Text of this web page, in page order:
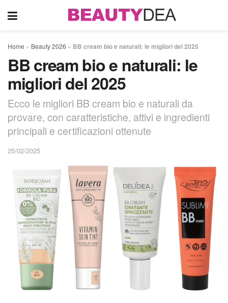
Home » Beauty 2026 » BB cream bio e naturali: le migliori del 2025
BB cream bio e naturali: le
migliori del 2025
Ecco le migliori BB cream bio e naturali da
provare, con caratteristiche, attivi e ingredienti
principali e certificazioni ottenute
25/02/2025